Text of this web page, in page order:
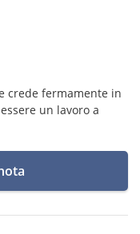
crede fermamente in
un lavoro a